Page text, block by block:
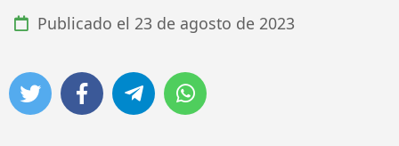
Publicado el 23 de agosto de 2023